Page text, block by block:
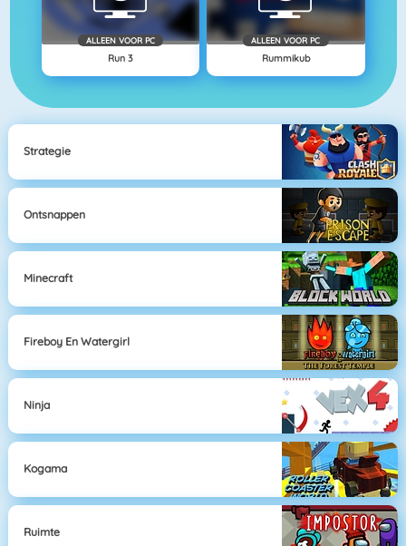
ALLEEN VOOR PC
Run 3
ALLEEN VOOR PC
Rummikub
Strategie
Ontsnappen
Minecraft
Fireboy En Watergirl
Ninja
Kogama
Ruimte